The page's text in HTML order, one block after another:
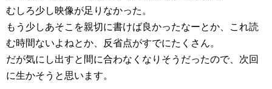
むしろ少し映像が足りなかった。
もう少しあそこを親切に書けば良かったなーとか、これ読
む時間ないよねとか、反省点がすでにたくさん。
だが気にし出すと間に合わなくなりそうだったので、次回
に生かそうと思います。